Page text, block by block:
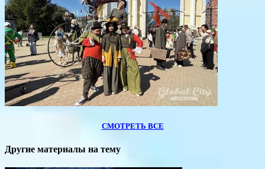
СМОТРЕТЬ ВСЕ
Другие материалы на тему